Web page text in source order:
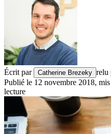
Écrit par Catherine Brezeky relu
Publié le 12 novembre 2018,
lecture